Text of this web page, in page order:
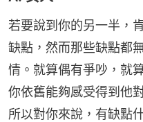
若要說到你的另一半，
缺點，然而那些缺點都
情。就算偶有爭吵，就
你依舊能夠感受得到他
所以對你來說，有缺點